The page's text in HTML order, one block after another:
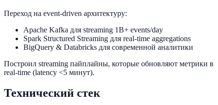
Переход на event-driven архитектуру:
Apache Kafka для streaming 1B+ events/day
Spark Structured Streaming для real-time aggregations
BigQuery & Databricks для современной аналитики
Построил streaming пайплайны, которые обновляют метрики в
real-time (latency <5 минут).
Технический стек